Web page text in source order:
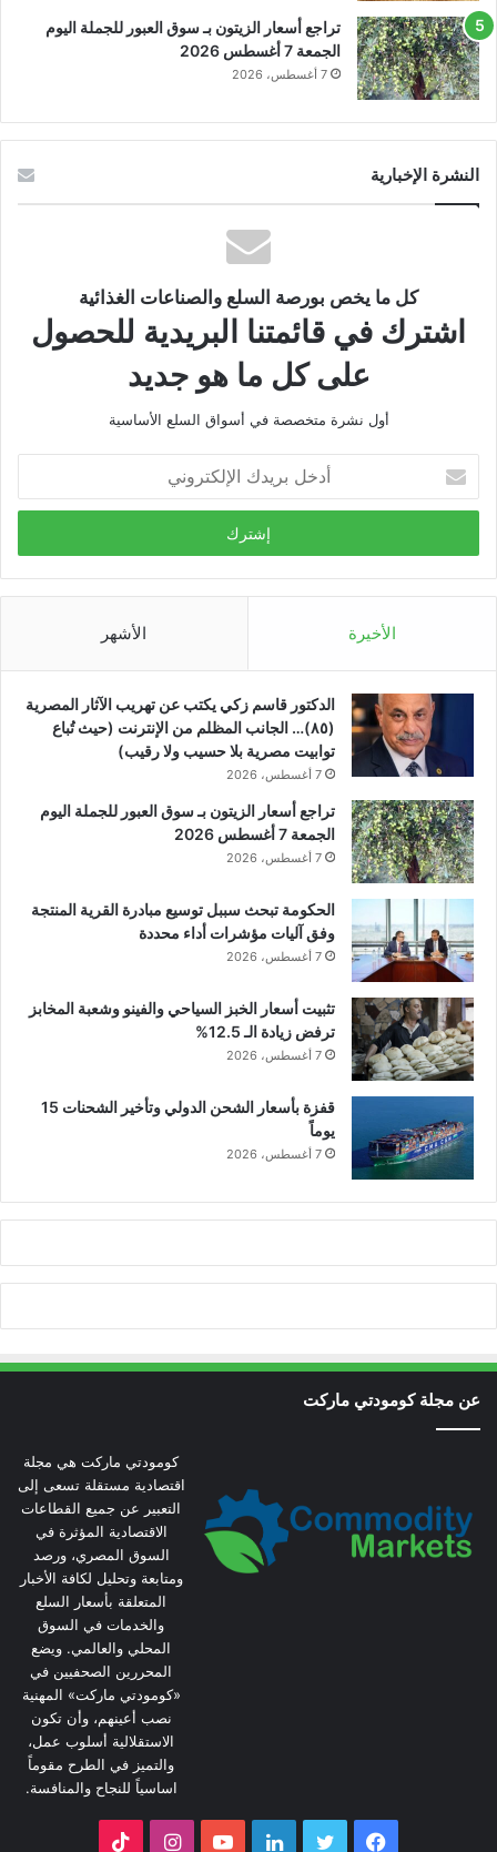
تراجع أسعار الزيتون بـ سوق العبور للجملة اليوم
الجمعة 7 أغسطس 2026
7 أغسطس، 2026
النشرة الإخبارية
كل ما يخص بورصة السلع والصناعات الغذائية
اشترك في قائمتنا البريدية للحصول
على كل ما هو جديد
أول نشرة متخصصة في أسواق السلع الأساسية
بريدك
الإلكتروني
الأخيرة الأشهر
الدكتور قاسم زكي يكتب عن تهريب الآثار المصرية
(٨٥)… الجانب المظلم من الإنترنت (حيث تُباع
توابيت مصرية بلا حسيب ولا رقيب)
7 أغسطس، 2026
تراجع أسعار الزيتون بـ سوق العبور للجملة اليوم
الجمعة 7 أغسطس 2026
7 أغسطس، 2026
الحكومة تبحث سببل توسيع مبادرة القرية المنتجة
وفق آليات مؤشرات أداء محددة
7 أغسطس، 2026
تثبيت أسعار الخبز السياحي والفينو وشعبة المخابز
ترفض زيادة الـ 12.5%
7 أغسطس، 2026
قفزة بأسعار الشحن الدولي وتأخير الشحنات 15
يوماً
7 أغسطس، 2026
عن مجلة كومودتي ماركت
كومودتي ماركت هي مجلة
اقتصادية مستقلة تسعى إلى
التعبير عن جميع القطاعات
الاقتصادية المؤثرة في
السوق المصري، ورصد
ومتابعة وتحليل لكافة الأخبار
المتعلقة بأسعار السلع
والخدمات في السوق
المحلي والعالمي. ويضع
المحررين الصحفيين في
«كومودتي ماركت» المهنية
نصب أعينهم، وأن تكون
الاستقلالية أسلوب عمل،
والتميز في الطرح مقوماً
اساسياً للنجاح والمنافسة.
فيسبوك تويتر لينكدإنيوتيوبانستقرام